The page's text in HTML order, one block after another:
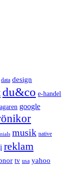
data design
du&co e-handel
google
musik native
reklam
tv usa yahoo